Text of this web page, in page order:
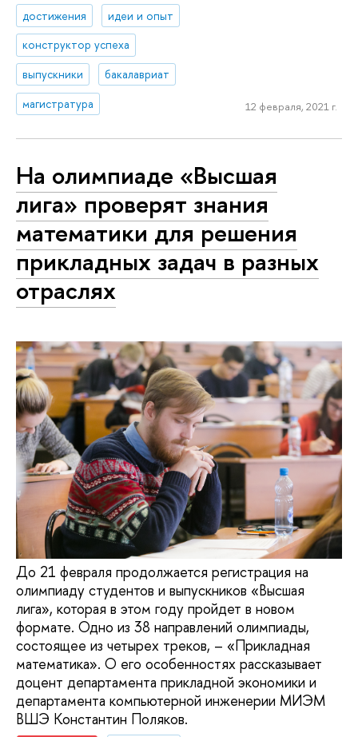
достижения
идеи и опыт
конструктор успеха
выпускники
бакалавриат
магистратура
12 февраля, 2021 г.
На олимпиаде «Высшая
лига» проверят знания
математики для решения
прикладных задач в разных
отраслях
До 21 февраля продолжается регистрация на
олимпиаду студентов и выпускников «Высшая
лига», которая в этом году пройдет в новом
формате. Одно из 38 направлений олимпиады,
состоящее из четырех треков, – «Прикладная
математика». О его особенностях рассказывает
доцент департамента прикладной экономики и
департамента компьютерной инженерии МИЭМ
ВШЭ Константин Поляков.